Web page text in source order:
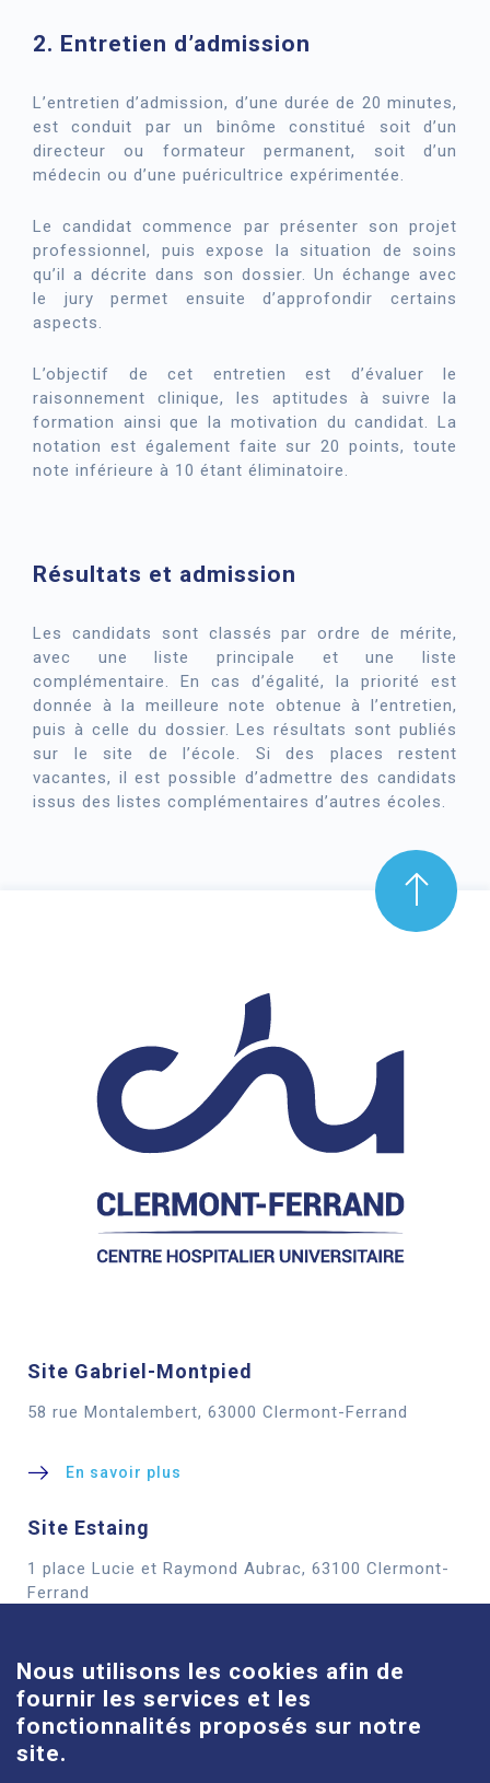
2. Entretien d’admission
L’entretien d’admission, d’une durée de 20 minutes,
est conduit par un binôme constitué soit d’un
directeur ou formateur permanent, soit d’un
médecin ou d’une puéricultrice expérimentée.
Le candidat commence par présenter son projet
professionnel, puis expose la situation de soins
qu’il a décrite dans son dossier. Un échange avec
le jury permet ensuite d’approfondir certains
aspects.
L’objectif de cet entretien est d’évaluer le
raisonnement clinique, les aptitudes à suivre la
formation ainsi que la motivation du candidat. La
notation est également faite sur 20 points, toute
note inférieure à 10 étant éliminatoire.
Résultats et admission
Les candidats sont classés par ordre de mérite,
avec une liste principale et une liste
complémentaire. En cas d’égalité, la priorité est
donnée à la meilleure note obtenue à l’entretien,
puis à celle du dossier. Les résultats sont publiés
sur le site de l’école. Si des places restent
vacantes, il est possible d’admettre des candidats
issus des listes complémentaires d’autres écoles.
Site Gabriel-Montpied
58 rue Montalembert, 63000 Clermont-Ferrand
En savoir plus
Site Estaing
1 place Lucie et Raymond Aubrac, 63100 Clermont-
Ferrand
Site Louise-Michel
61 route de Châteaugay, 63118 Cébazat
Nous utilisons les cookies afin de
fournir les services et les
fonctionnalités proposés sur notre
site.